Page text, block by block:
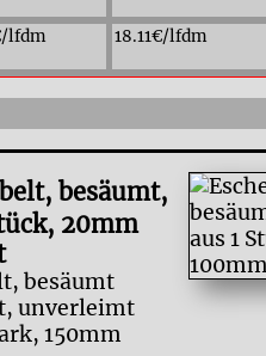
lfdm 18.11€/lfdm
besäumt,
20mm
besäumt
unverleimt
150mm